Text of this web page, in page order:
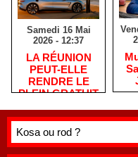
Samedi 16 Mai
2026 - 12:37
​LA RÉUNION
PEUT-ELLE
RENDRE LE
PLEIN GRATUIT